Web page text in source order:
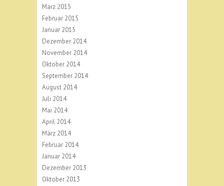
März 2015
Februar 2015
Januar 2015
Dezember 2014
November 2014
Oktober 2014
September 2014
August 2014
Juli 2014
Mai 2014
April 2014
März 2014
Februar 2014
Januar 2014
Dezember 2013
Oktober 2013